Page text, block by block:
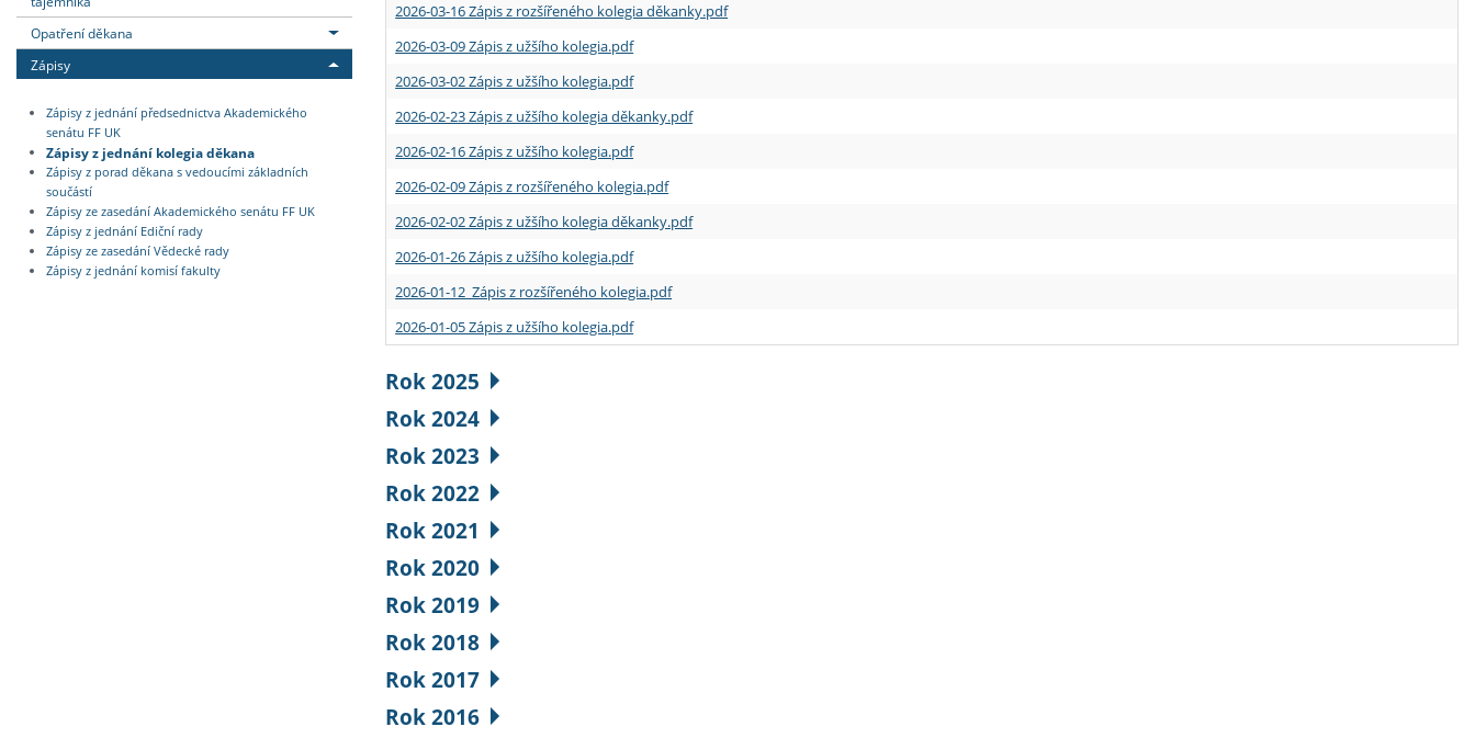
Opatření děkana
Zápisy
Zápisy z jednání předsednictva Akademického
senátu FF UK
Zápisy z jednání kolegia děkana
Zápisy z porad děkana s vedoucími základních
součástí
Zápisy ze zasedání Akademického senátu FF UK
Zápisy z jednání Ediční rady
Zápisy ze zasedání Vědecké rady
Zápisy z jednání komisí fakulty
2026-03-16 Zápis z rozšířeného kolegia děkanky.pdf
2026-03-09 Zápis z užšího kolegia.pdf
2026-03-02 Zápis z užšího kolegia.pdf
2026-02-23 Zápis z užšího kolegia děkanky.pdf
2026-02-16 Zápis z užšího kolegia.pdf
2026-02-09 Zápis z rozšířeného kolegia.pdf
2026-02-02 Zápis z užšího kolegia děkanky.pdf
2026-01-26 Zápis z užšího kolegia.pdf
2026-01-12 Zápis z rozšířeného kolegia.pdf
2026-01-05 Zápis z užšího kolegia.pdf
Rok 2025
Rok 2024
Rok 2023
Rok 2022
Rok 2021
Rok 2020
Rok 2019
Rok 2018
Rok 2017
Rok 2016